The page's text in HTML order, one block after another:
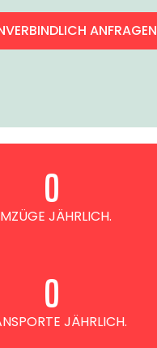
ANFRAGEN
JÄHRLICH.
0
JÄHRLICH.
0